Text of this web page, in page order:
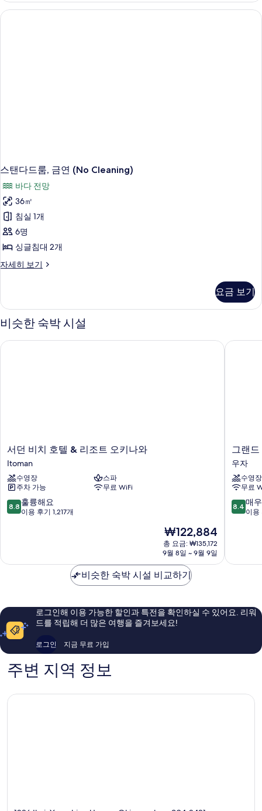
(No
Cleaning)
스탠다드룸, 금연 (No Cleaning)
바다 전망
36㎡
침실 1개
6명
싱글침대 2개
자세히 보기
스
룸,
금
연
(No
Cleaning)
요금 보기
비슷한 숙박 시설
서
던
비
치
호
텔
&
키
서던 비치 호텔 & 리조트 오키나와
Itoman
수영장
스파
주차 가능
무료 WiFi
10
점
점,
요,
용
후
개
8.8 훌륭해요
이용 후기 1,217개
현
재
요
₩122,884
₩122,884
총 요금: ₩135,172
9월 8일 ~ 9월 9일
서던 비치 호텔 & 리조트 오키나와
그
랜
드
머
큐
어
오
이
리
조
그랜
우자
수영장
무료
10
점
점,
아
요,
8.4 매
이용
그랜드
비슷한 숙박 시설 비교하기
로그인해 이용 가능한 할인과 특전을 확인하실 수 있어요. 리워
드를 적립해 더 많은 여행을 즐겨보세요!
로그인 지금 무료 가입
주변 지역 정보